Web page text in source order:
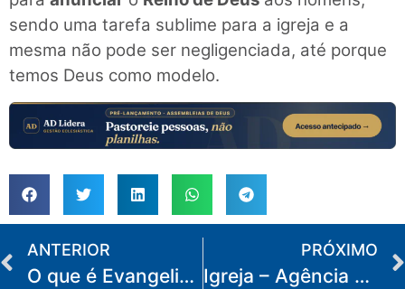
sendo uma tarefa sublime para a igreja e a
mesma não pode ser negligenciada, até porque
temos Deus como modelo.
ANTERIOR
O que é Evangelização
PRÓXIMO
Igreja – Agência Evangelizadora